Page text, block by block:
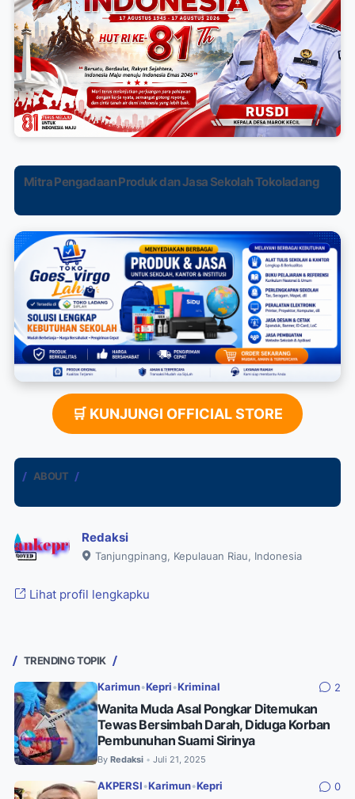
Mitra Pengadaan Produk dan Jasa Sekolah Tokoladang
🛒 KUNJUNGI OFFICIAL STORE
ABOUT
Redaksi
Tanjungpinang, Kepulauan Riau, Indonesia
Lihat profil lengkapku
TRENDING TOPIK
Karimun•Kepri •Kriminal 2
Wanita Muda Asal Pongkar Ditemukan
Tewas Bersimbah Darah, Diduga Korban
Pembunuhan Suami Sirinya
By Redaksi • Juli 21, 2025
AKPERSI •Karimun•Kepri 0